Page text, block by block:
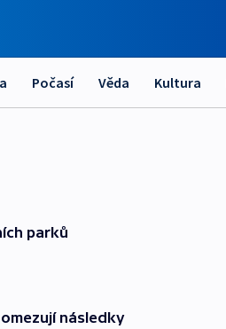
Počasí Věda Kultura
parků
následky